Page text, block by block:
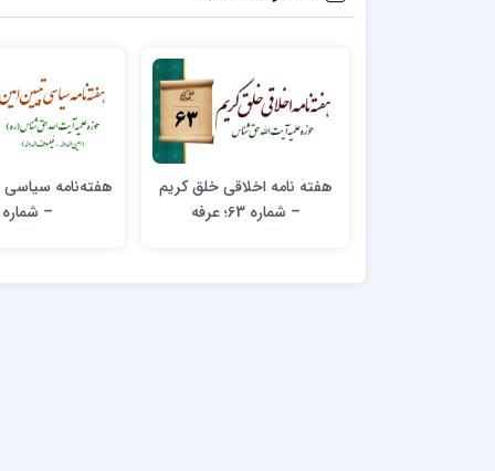
هفته نامه اخلاقی خلق کریم
– شماره 63؛ عرفه
هفته‌نامه سیاسی
– شماره ۲